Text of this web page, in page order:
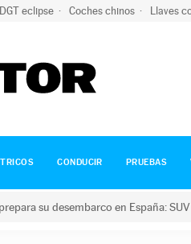
DGT eclipse Coches chinos Llaves
CONDUCIR PRUEBAS
su desembarco en España: